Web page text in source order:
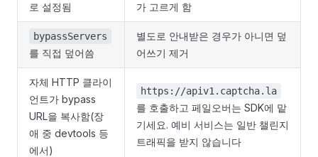
로 설정됨
가 고르게 함
bypassServers
를 직접 덮어씀
별도로 안내받은 경우가 아니면 덮
어쓰기 제거
자체 HTTP 클라이
언트가 bypass
URL을 복사함(장
애 중 devtools 등
에서)
https://apiv1.captcha.la
를 호출하고 페일오버는 SDK에 맡
기세요. 예비 서비스는 일반 챌린지
트래픽을 받지 않습니다